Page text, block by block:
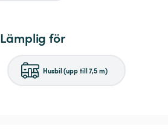
Lämplig för
Husbil (upp till 7,5 m)